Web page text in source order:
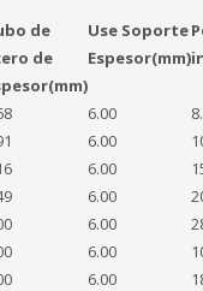
Use Soporte
Espesor(mm)
de
de
6.00
6.00
6.00
6.00
6.00
6.00
6.00